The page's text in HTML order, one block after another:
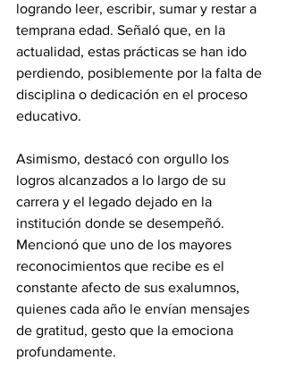
logrando leer, escribir, sumar y restar a
temprana edad. Señaló que, en la
actualidad, estas prácticas se han ido
perdiendo, posiblemente por la falta de
disciplina o dedicación en el proceso
educativo.
Asimismo, destacó con orgullo los
logros alcanzados a lo largo de su
carrera y el legado dejado en la
institución donde se desempeñó.
Mencionó que uno de los mayores
reconocimientos que recibe es el
constante afecto de sus exalumnos,
quienes cada año le envían mensajes
de gratitud, gesto que la emociona
profundamente.